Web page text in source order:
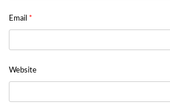
Email *
Website